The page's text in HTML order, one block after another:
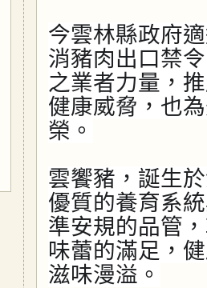
今雲林縣政府
消豬肉出口禁
之業者力量，
健康威脅，也
榮。
雲饗豬，誕生
優質的養育系
準安規的品管
味蕾的滿足，
滋味漫溢。